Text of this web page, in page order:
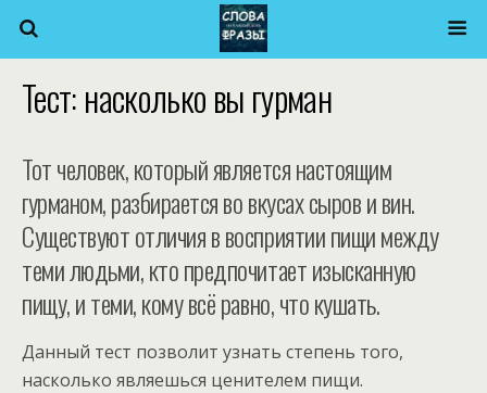
Тест: насколько вы гурман
Тот человек, который является настоящим
гурманом, разбирается во вкусах сыров и вин.
Существуют отличия в восприятии пищи между
теми людьми, кто предпочитает изысканную
пищу, и теми, кому всё равно, что кушать.
Данный тест позволит узнать степень того,
насколько являешься ценителем пищи.